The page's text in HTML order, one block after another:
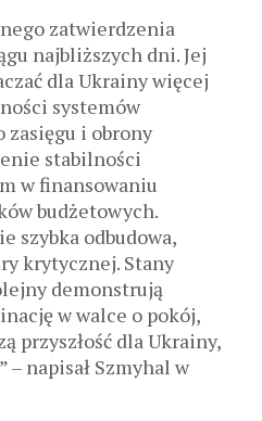
zatwierdzenia
najbliższych dni. Jej
dla Ukrainy więcej
systemów
i obrony
stabilności
w finansowaniu
budżetowych.
szybka odbudowa,
krytycznej. Stany
demonstrują
w walce o pokój,
przyszłość dla Ukrainy,
– napisał Szmyhal w